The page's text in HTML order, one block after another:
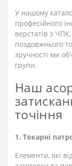
У нашому
професійного
верстатів з
поздовжнього
зручності ми
групи.
Наш
точіння
1. Токарні
Елементи, які